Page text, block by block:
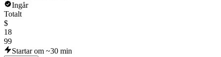
Ingår
Totalt
$
18
99
Startar om ~30 min